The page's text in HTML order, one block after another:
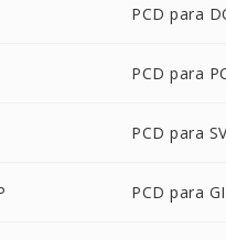
PCD para
PCD para
PCD para
PCD para